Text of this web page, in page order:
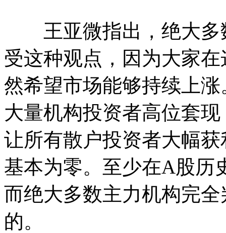
王亚微指出，绝大多
受这种观点，因为大家
然希望市场能够持续上
大量机构投资者高位套
让所有散户投资者大幅
基本为零。至少在A股历
而绝大多数主力机构完
的。